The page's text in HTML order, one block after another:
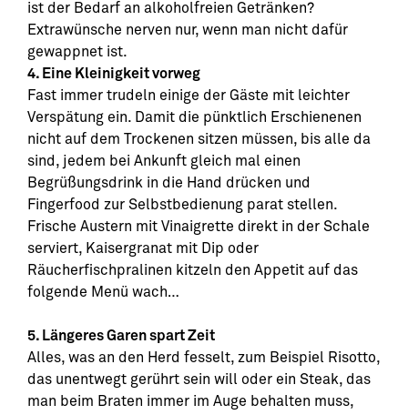
ist der Bedarf an alkoholfreien Getränken?
Extrawünsche nerven nur, wenn man nicht dafür
gewappnet ist.
4. Eine Kleinigkeit vorweg
Fast immer trudeln einige der Gäste mit leichter
Verspätung ein. Damit die pünktlich Erschienenen
nicht auf dem Trockenen sitzen müssen, bis alle da
sind, jedem bei Ankunft gleich mal einen
Begrüßungsdrink in die Hand drücken und
Fingerfood zur Selbstbedienung parat stellen.
Frische Austern mit Vinaigrette direkt in der Schale
serviert, Kaisergranat mit Dip oder
Räucherfischpralinen kitzeln den Appetit auf das
folgende Menü wach…
5. Längeres Garen spart Zeit
Alles, was an den Herd fesselt, zum Beispiel Risotto,
das unentwegt gerührt sein will oder ein Steak, das
man beim Braten immer im Auge behalten muss,